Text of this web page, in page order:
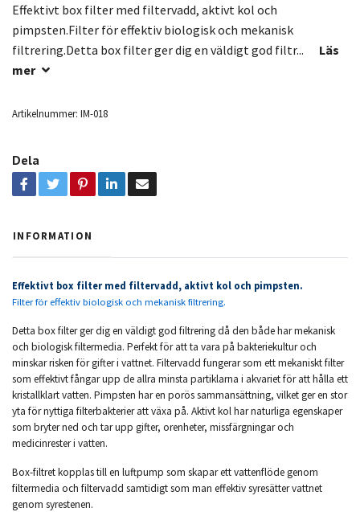
Effektivt box filter med filtervadd, aktivt kol och
pimpsten.Filter för effektiv biologisk och mekanisk
filtrering.Detta box filter ger dig en väldigt god filtr...
Läs
mer
Artikelnummer: IM-018
Dela
INFORMATION
Effektivt box filter med filtervadd, aktivt kol och pimpsten.
Filter för effektiv biologisk och mekanisk filtrering.
Detta box filter ger dig en väldigt god filtrering då den både har mekanisk
och biologisk filtermedia. Perfekt för att ta vara på bakteriekultur och
minskar risken för gifter i vattnet. Filtervadd fungerar som ett mekaniskt filter
som effektivt fångar upp de allra minsta partiklarna i akvariet för att hålla ett
kristallklart vatten. Pimpsten har en porös sammansättning, vilket ger en stor
yta för nyttiga filterbakterier att växa på. Aktivt kol har naturliga egenskaper
som bryter ned och tar upp gifter, orenheter, missfärgningar och
medicinrester i vatten.
Box-filtret kopplas till en luftpump som skapar ett vattenflöde genom
filtermedia och filtervadd samtidigt som man effektiv syresätter vattnet
genom syrestenen.